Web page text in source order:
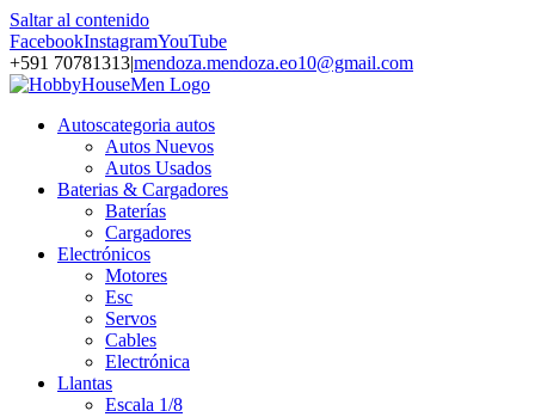
Saltar al contenido
FacebookInstagramYouTube
+591 70781313|mendoza.mendoza.eo10@gmail.com
Autoscategoria autos
Autos Nuevos
Autos Usados
Baterias & Cargadores
Baterías
Cargadores
Electrónicos
Motores
Esc
Servos
Cables
Electrónica
Llantas
Escala 1/8